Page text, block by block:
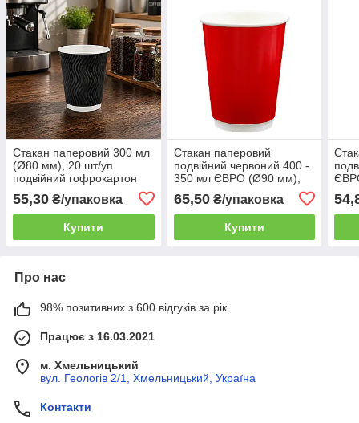
Стакан паперовий 300 мл
(Ø80 мм), 20 шт/уп.
подвійний гофрокартон
ящик) для холодних і
гарячих напоїв to go
55,30 ₴/упаковка
Купити
Стакан паперовий
подвійний червоний 400 -
350 мл ЄВРО (Ø90 мм),
65,50₴/упаковка
Купити
Про нас
98% позитивних з 600 відгуків за рік
Працює з 16.03.2021
м. Хмельницький
вул. Геологів 2/1, Хмельницький, Україна
Контакти